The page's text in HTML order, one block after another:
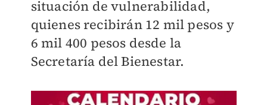
situación de vulnerabilidad,
quienes recibirán 12 mil pesos y
6 mil 400 pesos desde la
Secretaría del Bienestar.